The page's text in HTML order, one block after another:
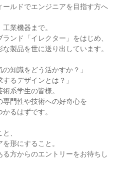
ルドでエンジニアを目指す方へ
業機器まで。
ンド「イレクター」をはじめ、
製品を世に送り出しています。
知識をどう活かすか？」
るデザインとは？」
系学生の皆様。
門性や技術への好奇心を
るはずです。
、
形にすること。
方からのエントリーをお待ちし